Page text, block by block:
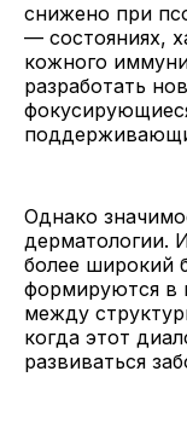
снижено при
— состояниях,
кожного
разработать
Однако
дерматологии.
более широкий
формируются в
между
когда этот
развиваться